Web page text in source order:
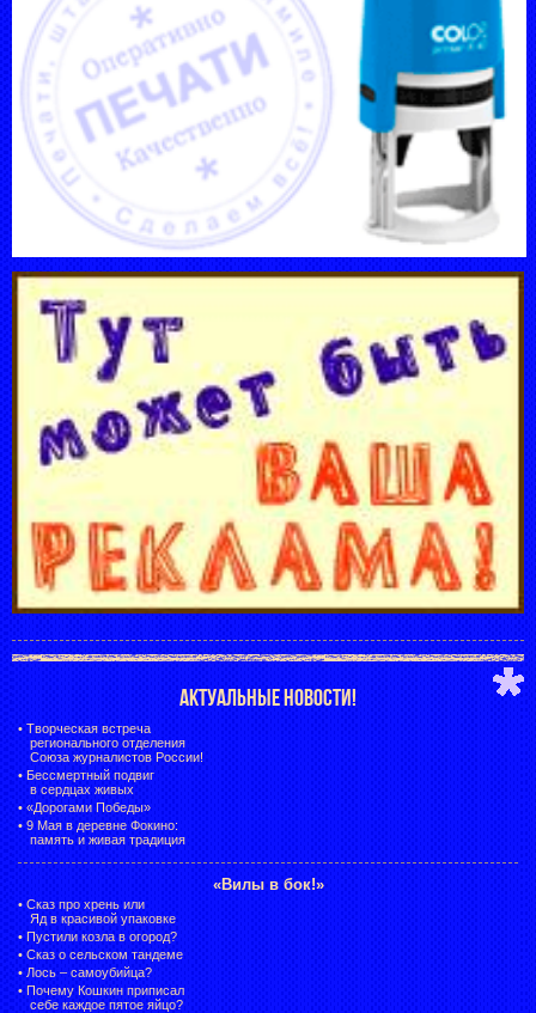
АКТУАЛЬНЫЕ НОВОСТИ!
• Творческая встреча
регионального отделения
Союза журналистов России!
• Бессмертный подвиг
в сердцах живых
• «Дорогами Победы»
• 9 Мая в деревне Фокино:
память и живая традиция
«Вилы в бок!»
• Сказ про хрень или
Яд в красивой упаковке
• Пустили козла в огород?
• Сказ о сельском тандеме
• Лось – самоубийца?
• Почему Кошкин приписал
себе каждое пятое яйцо?